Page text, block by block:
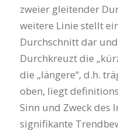
zweier gleitender
weitere Linie stellt
Durchschnitt dar
Durchkreuzt die
die „längere“, d.h.
oben, liegt
Sinn und Zweck des
signifikante